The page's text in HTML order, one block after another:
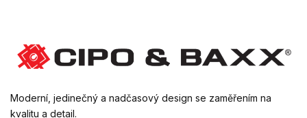
Moderní, jedinečný a nadčasový design se zaměřením na
kvalitu a detail.